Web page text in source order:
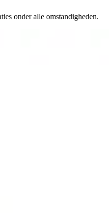
onder alle omstandigheden.